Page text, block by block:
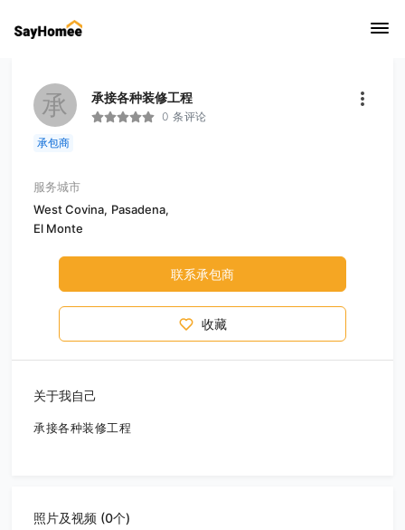
承 承接各种装修工程
0 条评论
承包商
服务城市
West Covina, Pasadena,
El Monte
联系承包商
收藏
关于我自己
承接各种装修工程
照片及视频 (0个)